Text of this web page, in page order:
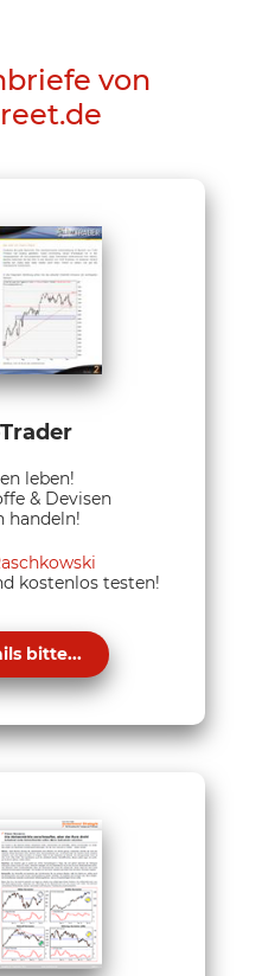
von
leben!
& Devisen
handeln!
kostenlos testen!
bitte...